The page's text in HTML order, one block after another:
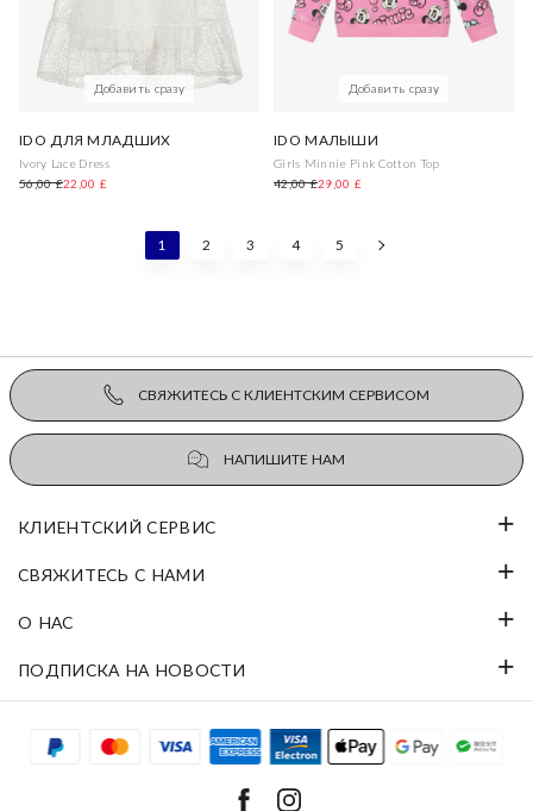
Добавить сразу
IDO ДЛЯ МЛАДШИХ
Ivory Lace Dress
56,00 £22,00 £
Добавить сразу
IDO МАЛЫШИ
Girls Minnie Pink Cotton Top
42,00 £29,00 £
1 2 3 4 5
СВЯЖИТЕСЬ С КЛИЕНТСКИМ СЕРВИСОМ
НАПИШИТЕ НАМ
КЛИЕНТСКИЙ СЕРВИС
СВЯЖИТЕСЬ С НАМИ
О НАС
ПОДПИСКА НА НОВОСТИ